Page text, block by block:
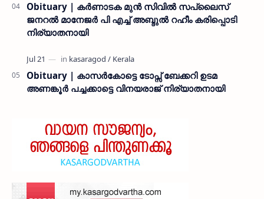
Obituary | കർണാടക മുൻ സിവില്‍ സപ്ലൈസ്
ജനറൽ മാനേജർ പി എച്ച് അബ്ദുൽ റഹീം കരിപ്പൊടി
നിര്യാതനായി
Obituary | കാസർകോട്ടെ ടോപ്സ് ബേക്കറി ഉടമ
അണങ്കൂർ പച്ചക്കാട്ടെ വിനയരാജ് നിര്യാതനായി